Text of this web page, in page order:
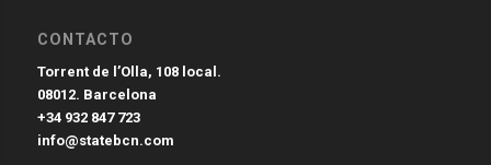
CONTACTO
Torrent de l’Olla, 108 local.
08012. Barcelona
+34 932 847 723
info@statebcn.com